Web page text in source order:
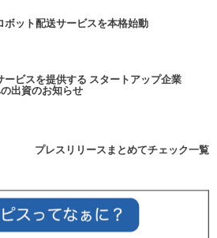
ット配送サービスを本格始動
ビスを提供する スタートアップ企業
出資のお知らせ
プレスリリースまとめてチェック一覧